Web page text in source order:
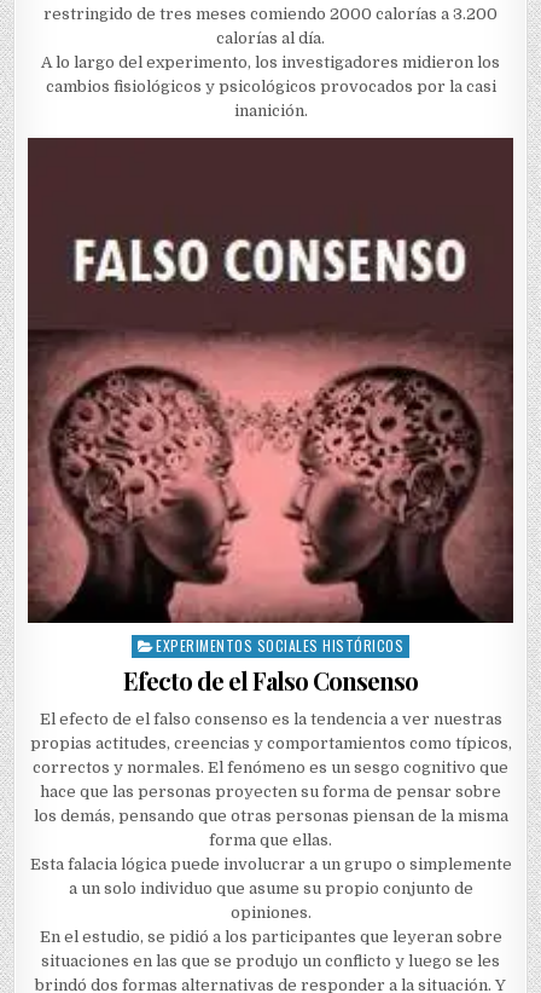
restringido de tres meses comiendo 2000 calorías a 3.200
calorías al día.
A lo largo del experimento, los investigadores midieron los
cambios fisiológicos y psicológicos provocados por la casi
inanición.
Posted
in
EXPERIMENTOS SOCIALES HISTÓRICOS
Efecto de el Falso Consenso
El efecto de el falso consenso es la tendencia a ver nuestras
propias actitudes, creencias y comportamientos como típicos,
correctos y normales. El fenómeno es un sesgo cognitivo que
hace que las personas proyecten su forma de pensar sobre
los demás, pensando que otras personas piensan de la misma
forma que ellas.
Esta falacia lógica puede involucrar a un grupo o simplemente
a un solo individuo que asume su propio conjunto de
opiniones.
En el estudio, se pidió a los participantes que leyeran sobre
situaciones en las que se produjo un conflicto y luego se les
brindó dos formas alternativas de responder a la situación. Y